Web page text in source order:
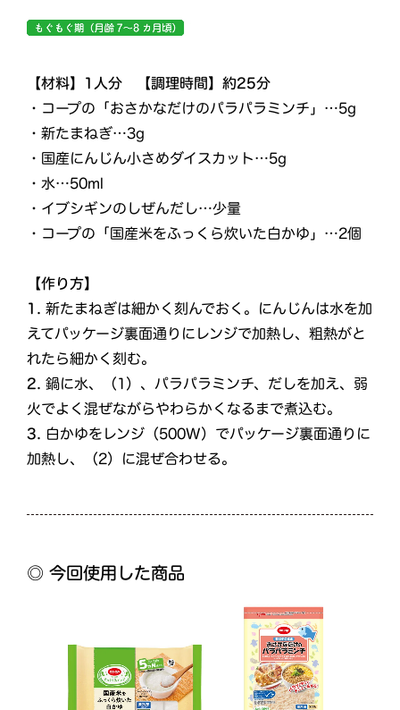
【材料】1人分 【調理時間】約25分
・コープの「おさかなだけのパラパラミンチ」…5g
・新たまねぎ…3g
・国産にんじん小さめダイスカット…5g
・水…50ml
・イブシギンのしぜんだし…少量
・コープの「国産米をふっくら炊いた白かゆ」…2個
【作り方】
1. 新たまねぎは細かく刻んでおく。にんじんは水を加
えてパッケージ裏面通りにレンジで加熱し、粗熱がと
れたら細かく刻む。
2. 鍋に水、（1）、パラパラミンチ、だしを加え、弱
火でよく混ぜながらやわらかくなるまで煮込む。
3. 白かゆをレンジ（500W）でパッケージ裏面通りに
加熱し、（2）に混ぜ合わせる。
◎ 今回使用した商品